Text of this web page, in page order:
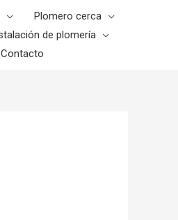
Plomero cerca
de plomería
Contacto